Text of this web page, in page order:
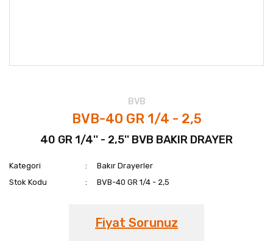
BVB
BVB-40 GR 1/4 - 2,5
40 GR 1/4'' - 2,5'' BVB BAKIR DRAYER
Kategori
Bakır Drayerler
Stok Kodu
BVB-40 GR 1/4 - 2,5
Fiyat Sorunuz